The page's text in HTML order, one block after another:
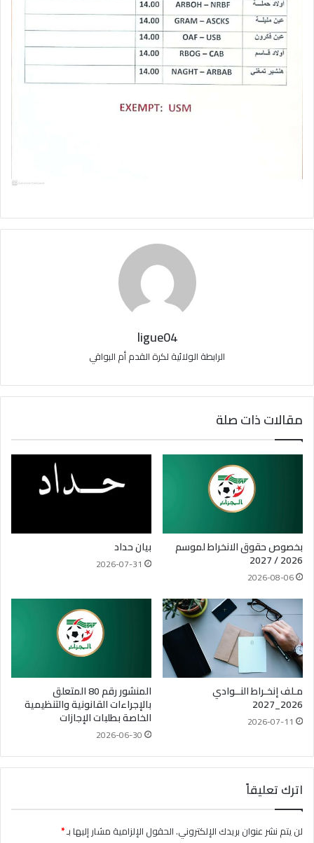
ligue04
الرابطة الولائية لكرة القدم أم البواقي
مقالات ذات صلة
بخصوص حقوق الانخراط لموسم
2026 / 2027
2026-08-06
بيان حداد
2026-07-31
مـلف إنخـراط النــوادي
2026_2027
2026-07-11
المنشور رقم 80 المتعلق
بالإجراءات القانونية والتنظيمية
الخاصة بطلبات الإجازات
2026-06-30
اترك تعليقاً
لن يتم نشر عنوان بريدك الإلكتروني.الحقول الإلزامية مشار إليها بـ*